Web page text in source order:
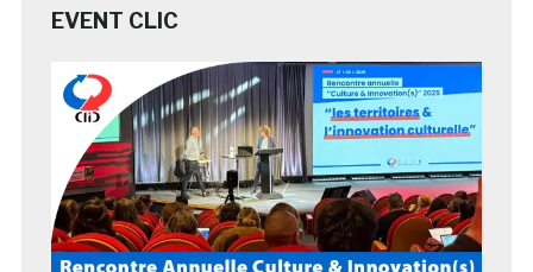
EVENT CLIC